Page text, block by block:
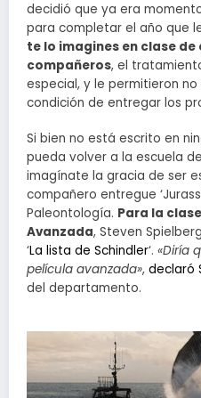
decidió que ya era
para completar el año que
te lo imagines en clase
compañeros, el
especial, y le permitieron
condición de entregar los
Si bien no está escrito en
pueda volver a la escuela
imagínate la gracia de ser
compañero entregue
Paleontología. Para la
Avanzada, Steven
‘La lista de Schindler‘. «Diría
película avanzada», declaró
del departamento.